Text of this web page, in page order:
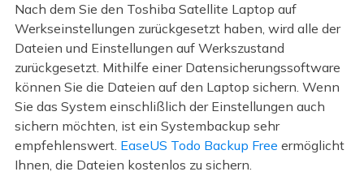
Nach dem Sie den Toshiba Satellite Laptop auf
Werkseinstellungen zurückgesetzt haben, wird alle der
Dateien und Einstellungen auf Werkszustand
zurückgesetzt. Mithilfe einer Datensicherungssoftware
können Sie die Dateien auf den Laptop sichern. Wenn
Sie das System einschlißlich der Einstellungen auch
sichern möchten, ist ein Systembackup sehr
empfehlenswert. EaseUS Todo Backup Free ermöglicht
Ihnen, die Dateien kostenlos zu sichern.